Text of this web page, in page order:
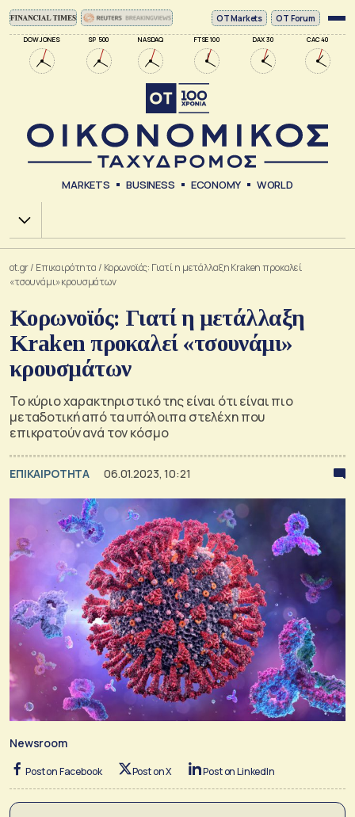
DOW JONES SP 500 NASDAQ FTSE 100 DAX 30 CAC 40
ΟΤ Markets OT Forum
MARKETS BUSINESS ECONOMY WORLD
Χ.Α.
ot.gr/ Επικαιρότητα / Κορωνοϊός: Γιατί η μετάλλαξη Kraken προκαλεί
«τσουνάμι» κρουσμάτων
Κορωνοϊός: Γιατί η μετάλλαξη
Kraken προκαλεί «τσουνάμι»
κρουσμάτων
Το κύριο χαρακτηριστικό της είναι ότι είναι πιο
μεταδοτική από τα υπόλοιπα στελέχη που
επικρατούν ανά τον κόσμο
ΕΠΙΚΑΙΡΟΤΗΤΑ 06.01.2023, 10:21
Newsroom
Post on Facebook Post on X Post on LinkedIn